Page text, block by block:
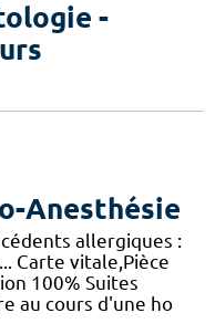
-
Anesthésie
allergiques :
Carte vitale,Pièce
100% Suites
au cours d'une ho